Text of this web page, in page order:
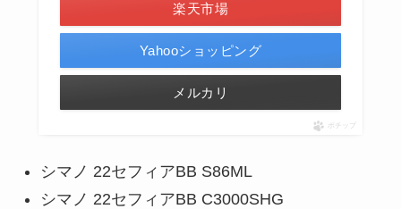
楽天市場
Yahooショッピング
メルカリ
ポチップ
シマノ 22セフィアBB S86ML
シマノ 22セフィアBB C3000SHG